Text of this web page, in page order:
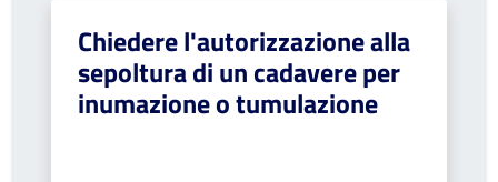
Chiedere l'autorizzazione alla
sepoltura di un cadavere per
inumazione o tumulazione